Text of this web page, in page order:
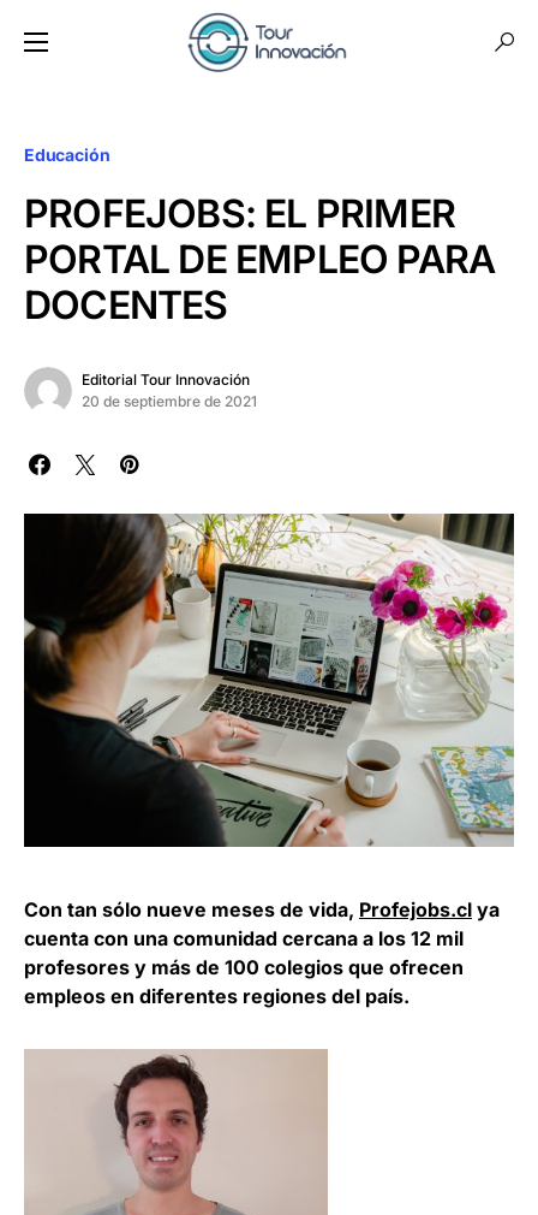
Educación
PROFEJOBS: EL PRIMER
PORTAL DE EMPLEO PARA
DOCENTES
Editorial Tour Innovación
20 de septiembre de 2021
Con tan sólo nueve meses de vida, Profejobs.cl ya
cuenta con una comunidad cercana a los 12 mil
profesores y más de 100 colegios que ofrecen
empleos en diferentes regiones del país.